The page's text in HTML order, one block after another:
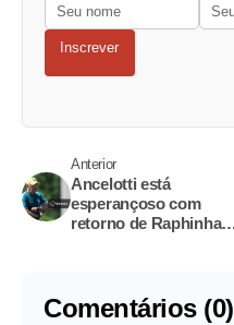
Inscrever
Anterior
Ancelotti está
esperançoso com
retorno de Raphinha
Comentários (0)